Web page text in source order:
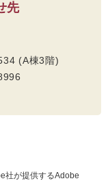
先
(A棟3階)
社が提供するAdobe